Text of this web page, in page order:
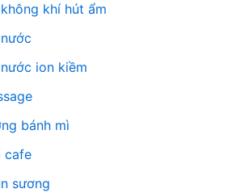
khí hút ẩm
ion kiềm
bánh mì
cafe
sương